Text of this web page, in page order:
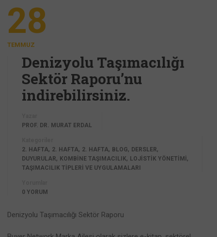
28
TEMMUZ
Denizyolu Taşımacılığı
Sektör Raporu’nu
indirebilirsiniz.
PROF. DR. MURAT ERDAL
2. HAFTA, 2. HAFTA, 2. HAFTA, BLOG, DERSLER,
DUYURULAR, KOMBINE TAŞIMACILIK, LOJISTIK YÖNETIMI ,
TAŞIMACILIK TIPLERI VE UYGULAMALARI
0 YORUM
Denizyolu Taşımacılığı Sektör Raporu